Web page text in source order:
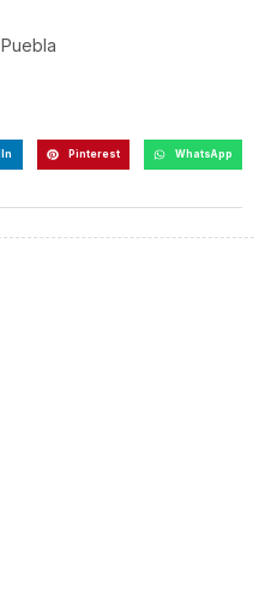
Pinterest WhatsApp